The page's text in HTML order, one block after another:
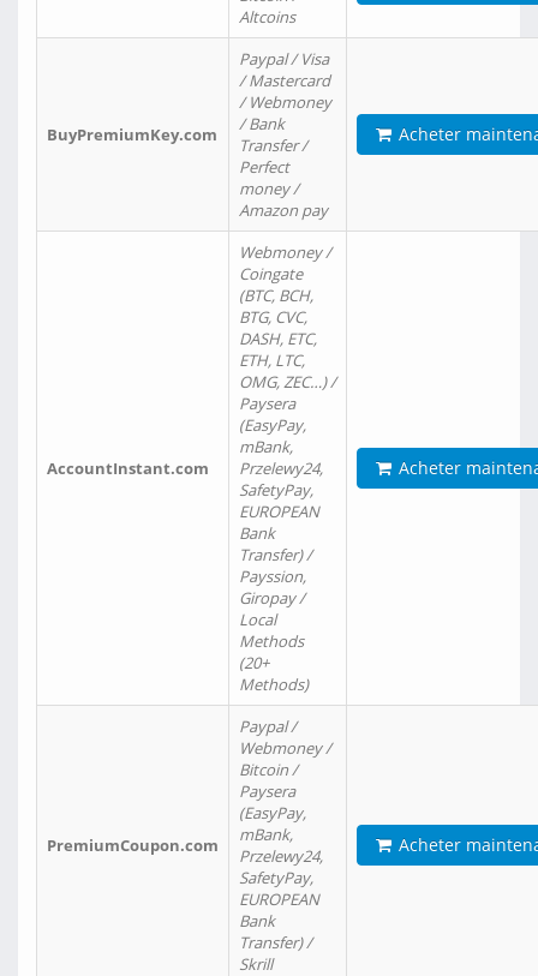
Altcoins
BuyPremiumKey.com
Paypal / Visa
/ Mastercard
/ Webmoney
/ Bank
Transfer /
Perfect
money /
Amazon pay
Acheter
AccountInstant.com
Webmoney /
Coingate
(BTC, BCH,
BTG, CVC,
DASH, ETC,
ETH, LTC,
OMG, ZEC…) /
Paysera
(EasyPay,
mBank,
Przelewy24,
SafetyPay,
EUROPEAN
Bank
Transfer) /
Payssion,
Giropay /
Local
Methods
(20+
Methods)
Acheter
PremiumCoupon.com
Paypal /
Webmoney /
Bitcoin /
Paysera
(EasyPay,
mBank,
Przelewy24,
SafetyPay,
EUROPEAN
Bank
Transfer) /
Skrill
Acheter